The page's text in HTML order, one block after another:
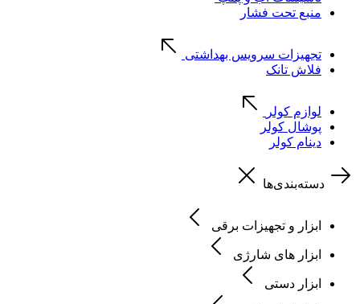
منبع تحت فشار
تجهیزات سرویس بهداشتی
فلاش تانک
لوازم کولر
پوشال کولر
دینام کولر
دسته‌بندی‌ها
ابزار و تجهیزات برقی
ابزار های شارژی
ابزار دستی